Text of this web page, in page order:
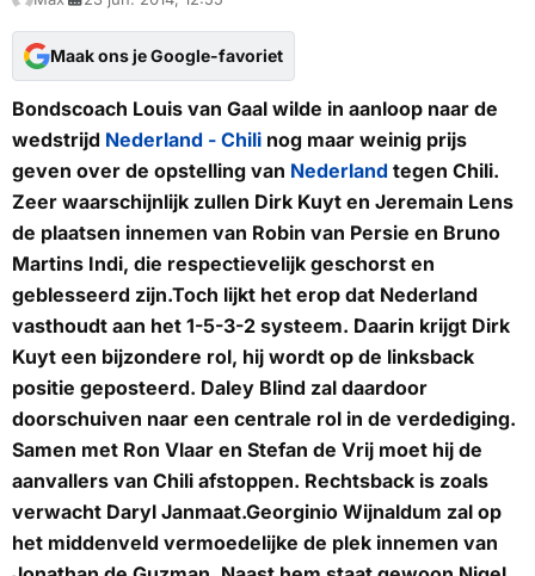
Maak ons je Google-favoriet
Bondscoach Louis van Gaal wilde in aanloop naar de
wedstrijd Nederland - Chili nog maar weinig prijs
geven over de opstelling van Nederland tegen Chili.
Zeer waarschijnlijk zullen Dirk Kuyt en Jeremain Lens
de plaatsen innemen van Robin van Persie en Bruno
Martins Indi, die respectievelijk geschorst en
geblesseerd zijn.Toch lijkt het erop dat Nederland
vasthoudt aan het 1-5-3-2 systeem. Daarin krijgt Dirk
Kuyt een bijzondere rol, hij wordt op de linksback
positie geposteerd. Daley Blind zal daardoor
doorschuiven naar een centrale rol in de verdediging.
Samen met Ron Vlaar en Stefan de Vrij moet hij de
aanvallers van Chili afstoppen. Rechtsback is zoals
verwacht Daryl Janmaat.Georginio Wijnaldum zal op
het middenveld vermoedelijke de plek innemen van